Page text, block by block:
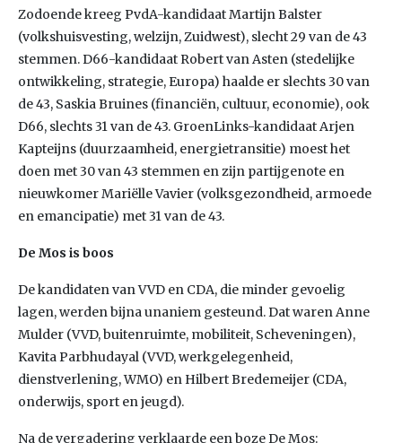
Zodoende kreeg PvdA-kandidaat Martijn Balster
(volkshuisvesting, welzijn, Zuidwest), slecht 29 van de 43
stemmen. D66-kandidaat Robert van Asten (stedelijke
ontwikkeling, strategie, Europa) haalde er slechts 30 van
de 43, Saskia Bruines (financiën, cultuur, economie), ook
D66, slechts 31 van de 43. GroenLinks-kandidaat Arjen
Kapteijns (duurzaamheid, energietransitie) moest het
doen met 30 van 43 stemmen en zijn partijgenote en
nieuwkomer Mariëlle Vavier (volksgezondheid, armoede
en emancipatie) met 31 van de 43.
De Mos is boos
De kandidaten van VVD en CDA, die minder gevoelig
lagen, werden bijna unaniem gesteund. Dat waren Anne
Mulder (VVD, buitenruimte, mobiliteit, Scheveningen),
Kavita Parbhudayal (VVD, werkgelegenheid,
dienstverlening, WMO) en Hilbert Bredemeijer (CDA,
onderwijs, sport en jeugd).
Na de vergadering verklaarde een boze De Mos: